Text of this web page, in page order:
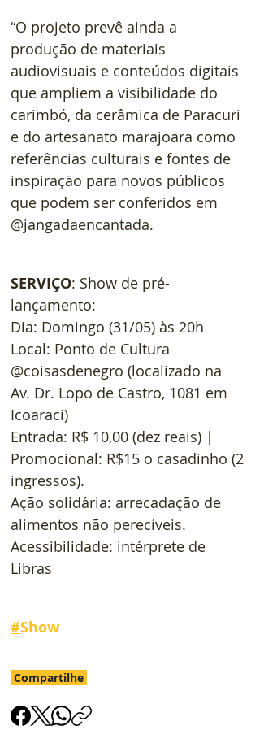
“O projeto prevê ainda a
produção de materiais
audiovisuais e conteúdos digitais
que ampliem a visibilidade do
carimbó, da cerâmica de Paracuri
e do artesanato marajoara como
referências culturais e fontes de
inspiração para novos públicos
que podem ser conferidos em
@jangadaencantada.
SERVIÇO: Show de pré-
lançamento:
Dia: Domingo (31/05) às 20h
Local: Ponto de Cultura
@coisasdenegro (localizado na
Av. Dr. Lopo de Castro, 1081 em
Icoaraci)
Entrada: R$ 10,00 (dez reais) |
Promocional: R$15 o casadinho (2
ingressos).
Ação solidária: arrecadação de
alimentos não perecíveis.
Acessibilidade: intérprete de
Libras
#Show
Compartilhe